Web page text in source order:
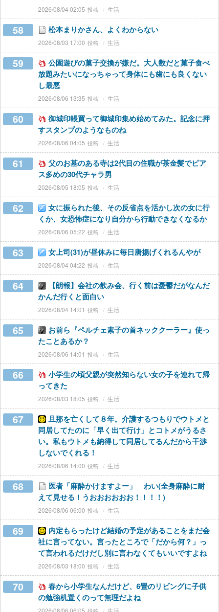
2026/08/04 02:05 生活
58 松本まりかさん、よくわからない
2026/08/03 17:00 生活
59
公園遊びの菓子交換が嫌だ。大人数だと菓子食べ
放題みたいになっちゃって身体にも歯にも良くない
し最悪
2026/08/06 13:35 生活
60
御城印帳買って御城印集め始めてみた。記念に押
すスタンプのようなものね
2026/08/06 04:05 生活
61
父のお墓のある寺は2代目の住職が茶金髪でピア
ス多めの30代チャラ男
2026/08/05 18:05 生活
62
女に振られた後、その反省点を活かし次の女に行
くか、女恐怖症になり自分から行動できなくなるか
2026/08/06 05:22 生活
63 女上司(31)が昼休みに毎日唐揚げくれるんやが
2026/08/04 04:22 生活
64
【朗報】会社の飲み会、行く前は憂鬱だがなんだ
かんだ行くと面白い
2026/08/04 14:01 生活
65
お前ら『ペルチェ素子の首ネッククーラー』使っ
たことあるか？
2026/08/06 14:01 生活
66
小学生の頃父親が突然知らない女の子を連れて帰
ってきた
2026/08/03 18:05 生活
67
旦那を亡くして８年。介護するつもりでウトメと
同居してたのに「早く出て行け」とコトメがうるさ
い。私もウトメも納得して同居してるんだから干渉
しないでくれる！
2026/08/06 14:00 生活
68
医者「麻酔かけますよー」 わい(全身麻酔に耐
えて見せる！うおおおおおお！！！！)
2026/08/06 06:00 生活
69
内定もらったけど結婚の予定があることをまだ会
社に言ってない。言ったところで「だから何？」っ
て言われるだけだし別に言わなくてもいいですよね
2026/08/03 18:00 生活
70
春から小学生なんだけど、6畳のリビングに子供
の勉強机置くのって無理だよね
2026/08/06 06:05 生活